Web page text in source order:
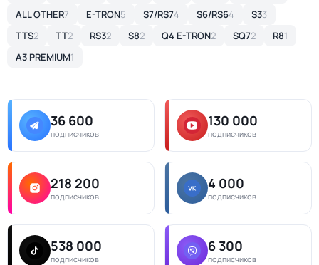
ALL OTHER7 E-TRON5 S7/RS74 S6/RS64 S33
TTS2 TT2 RS32 S82 Q4 E-TRON2 SQ72 R81
A3 PREMIUM1
36 600
подписчиков
130 000
подписчиков
218 200
подписчиков
4 000
подписчиков
538 000
подписчиков
6 300
подписчиков